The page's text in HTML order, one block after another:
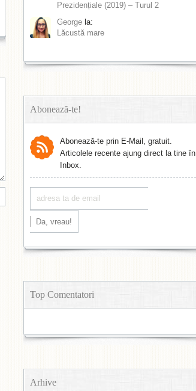
Prezidențiale (2019) – Turul 2
George la:
Lăcustă mare
Abonează-te!
Abonează-te prin E-Mail, gratuit.
Articolele recente ajung direct la tine în
Inbox.
Top Comentatori
Arhive